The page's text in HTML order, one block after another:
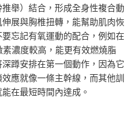
舉）結合，形成全身性複合動
展與胸椎扭轉，能幫助肌肉恢
忘記有氧運動的配合，例如在
濃度較高，能更有效燃燒脂
蹲安排在第一個動作，因為它
應就像一條主幹線，而其他訓
在最短時間內達成。